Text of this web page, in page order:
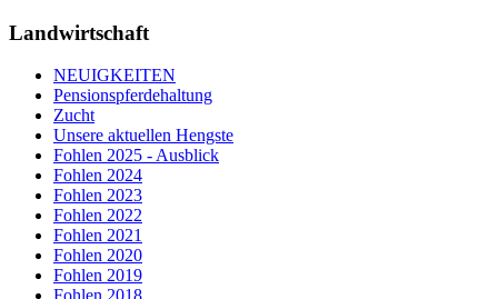
Landwirtschaft
NEUIGKEITEN
Pensionspferdehaltung
Zucht
Unsere aktuellen Hengste
Fohlen 2025 - Ausblick
Fohlen 2024
Fohlen 2023
Fohlen 2022
Fohlen 2021
Fohlen 2020
Fohlen 2019